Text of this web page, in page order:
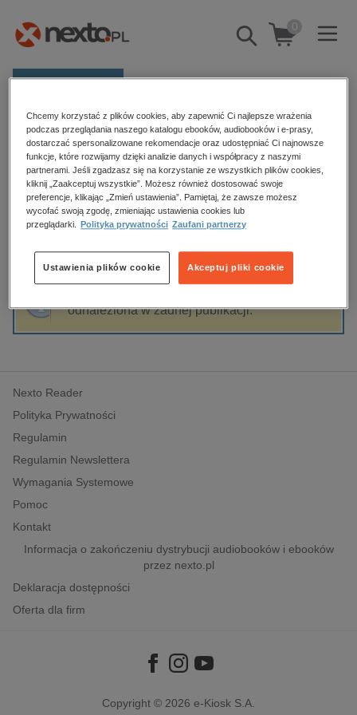
Pokaż/schowaj
wyszukiwarkę
0
Kategorie
Zobacz wszystkie E-prasa
budownictwo, aranżacja wnętrz
biznesowe, branżowe, gospodarka
dzienniki
edukacja
hobby, sport, rozrywka
komputery, internet, technologie, informatyka
polityka, społeczno-informacyjne
psychologiczne
inne
popularno-naukowe
historia
Strona główna Tymoteusz Zuzański
Tymoteusz Zuzański
Sortowanie Filtrowanie
odnaleziona w żadnej publikacji.
Nexto Reader
Polityka Prywatności
Regulamin
Regulamin Newslettera
Wymagania Systemowe
Pomoc
Kontakt
Informacja o zakończeniu dystrybucji audiobooków i ebooków
przez nexto.pl
Deklaracja dostępności
Oferta dla firm
Copyright © 2026 e-Kiosk S.A.
Chcemy korzystać z plików cookies, aby zapewnić Ci najlepsze wrażenia
podczas przeglądania naszego katalogu ebooków, audiobooków i e-prasy,
dostarczać spersonalizowane rekomendacje oraz udostępniać Ci najnowsze
funkcje, które rozwijamy dzięki analizie danych i współpracy z naszymi
partnerami. Jeśli zgadzasz się na korzystanie ze wszystkich plików cookies,
kliknij „Zaakceptuj wszystkie”. Możesz również dostosować swoje
preferencje, klikając „Zmień ustawienia”. Pamiętaj, że zawsze możesz
wycofać swoją zgodę, zmieniając ustawienia cookies lub
przeglądarki.
Polityka prywatności Zaufani partnerzy
Akceptuj pliki cookie
Ustawienia plików cookie